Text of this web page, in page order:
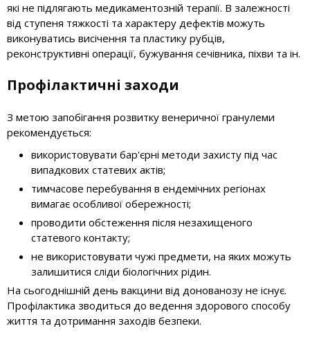
які не підлягають медикаментозній терапії. В залежності
від ступеня тяжкості та характеру дефектів можуть
виконуватись висічення та пластику рубців,
реконструктивні операції, бужування сечівника, піхви та ін.
Профілактичні заходи
З метою запобігання розвитку венеричної гранулеми
рекомендується:
використовувати бар'єрні методи захисту під час
випадкових статевих актів;
тимчасове перебування в ендемічних регіонах
вимагає особливої обережності;
проводити обстеження після незахищеного
статевого контакту;
не використовувати чужі предмети, на яких можуть
залишитися сліди біологічних рідин.
На сьогоднішній день вакцини від донованозу не існує.
Профілактика зводиться до ведення здорового способу
життя та дотримання заходів безпеки.